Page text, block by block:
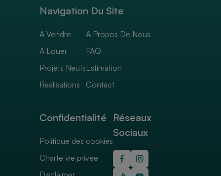
Navigation Du Site
A Vendre
A Louer
Projets Neufs
Realisations
A Propos De Nous
FAQ
Estimation
Contact
Confidentialité
Politique des cookies
Charte vie privée
Réseaux
Sociaux